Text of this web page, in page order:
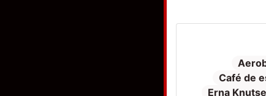
Café de
Erna